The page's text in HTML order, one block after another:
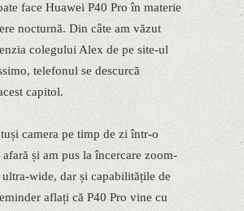
face Huawei P40 Pro în materie
nocturnă. Din câte am văzut
colegului Alex de pe site-ul
telefonul se descurcă
capitol.
camera pe timp de zi într-o
afară și am pus la încercare zoom-
wide, dar și capabilitățile de
aflați că P40 Pro vine cu